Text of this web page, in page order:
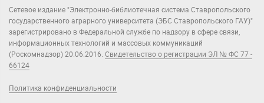
Сетевое издание "Электронно-библиотечная система Ставропольского
государственного аграрного университета (ЭБС Ставропольского ГАУ)"
зарегистрировано в Федеральной службе по надзору в сфере связи,
информационных технологий и массовых коммуникаций
(Роскомнадзор) 20.06.2016. Свидетельство о регистрации ЭЛ № ФС 77 -
66124
Политика конфиденциальности